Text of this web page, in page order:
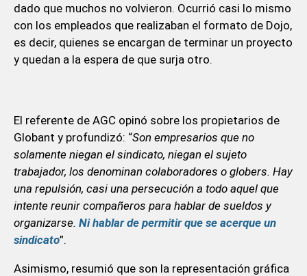
dado que muchos no volvieron. Ocurrió casi lo mismo
con los empleados que realizaban el formato de Dojo,
es decir, quienes se encargan de terminar un proyecto
y quedan a la espera de que surja otro.
El referente de AGC opinó sobre los propietarios de
Globant y profundizó: “Son empresarios que no
solamente niegan el sindicato, niegan el sujeto
trabajador, los denominan colaboradores o globers. Hay
una repulsión, casi una persecución a todo aquel que
intente reunir compañeros para hablar de sueldos y
organizarse. Ni hablar de permitir que se acerque un
sindicato”.
Asimismo, resumió que son la representación gráfica